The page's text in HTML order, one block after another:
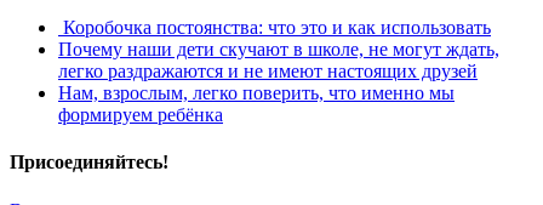
​ Коробочка постоянства: что это и как использовать
Почему наши дети скучают в школе, не могут ждать,
легко раздражаются и не имеют настоящих друзей
​Нам, взрослым, легко поверить, что именно мы
формируем ребёнка
Присоединяйтесь!